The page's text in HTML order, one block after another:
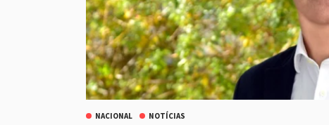
NACIONAL NOTÍCIAS